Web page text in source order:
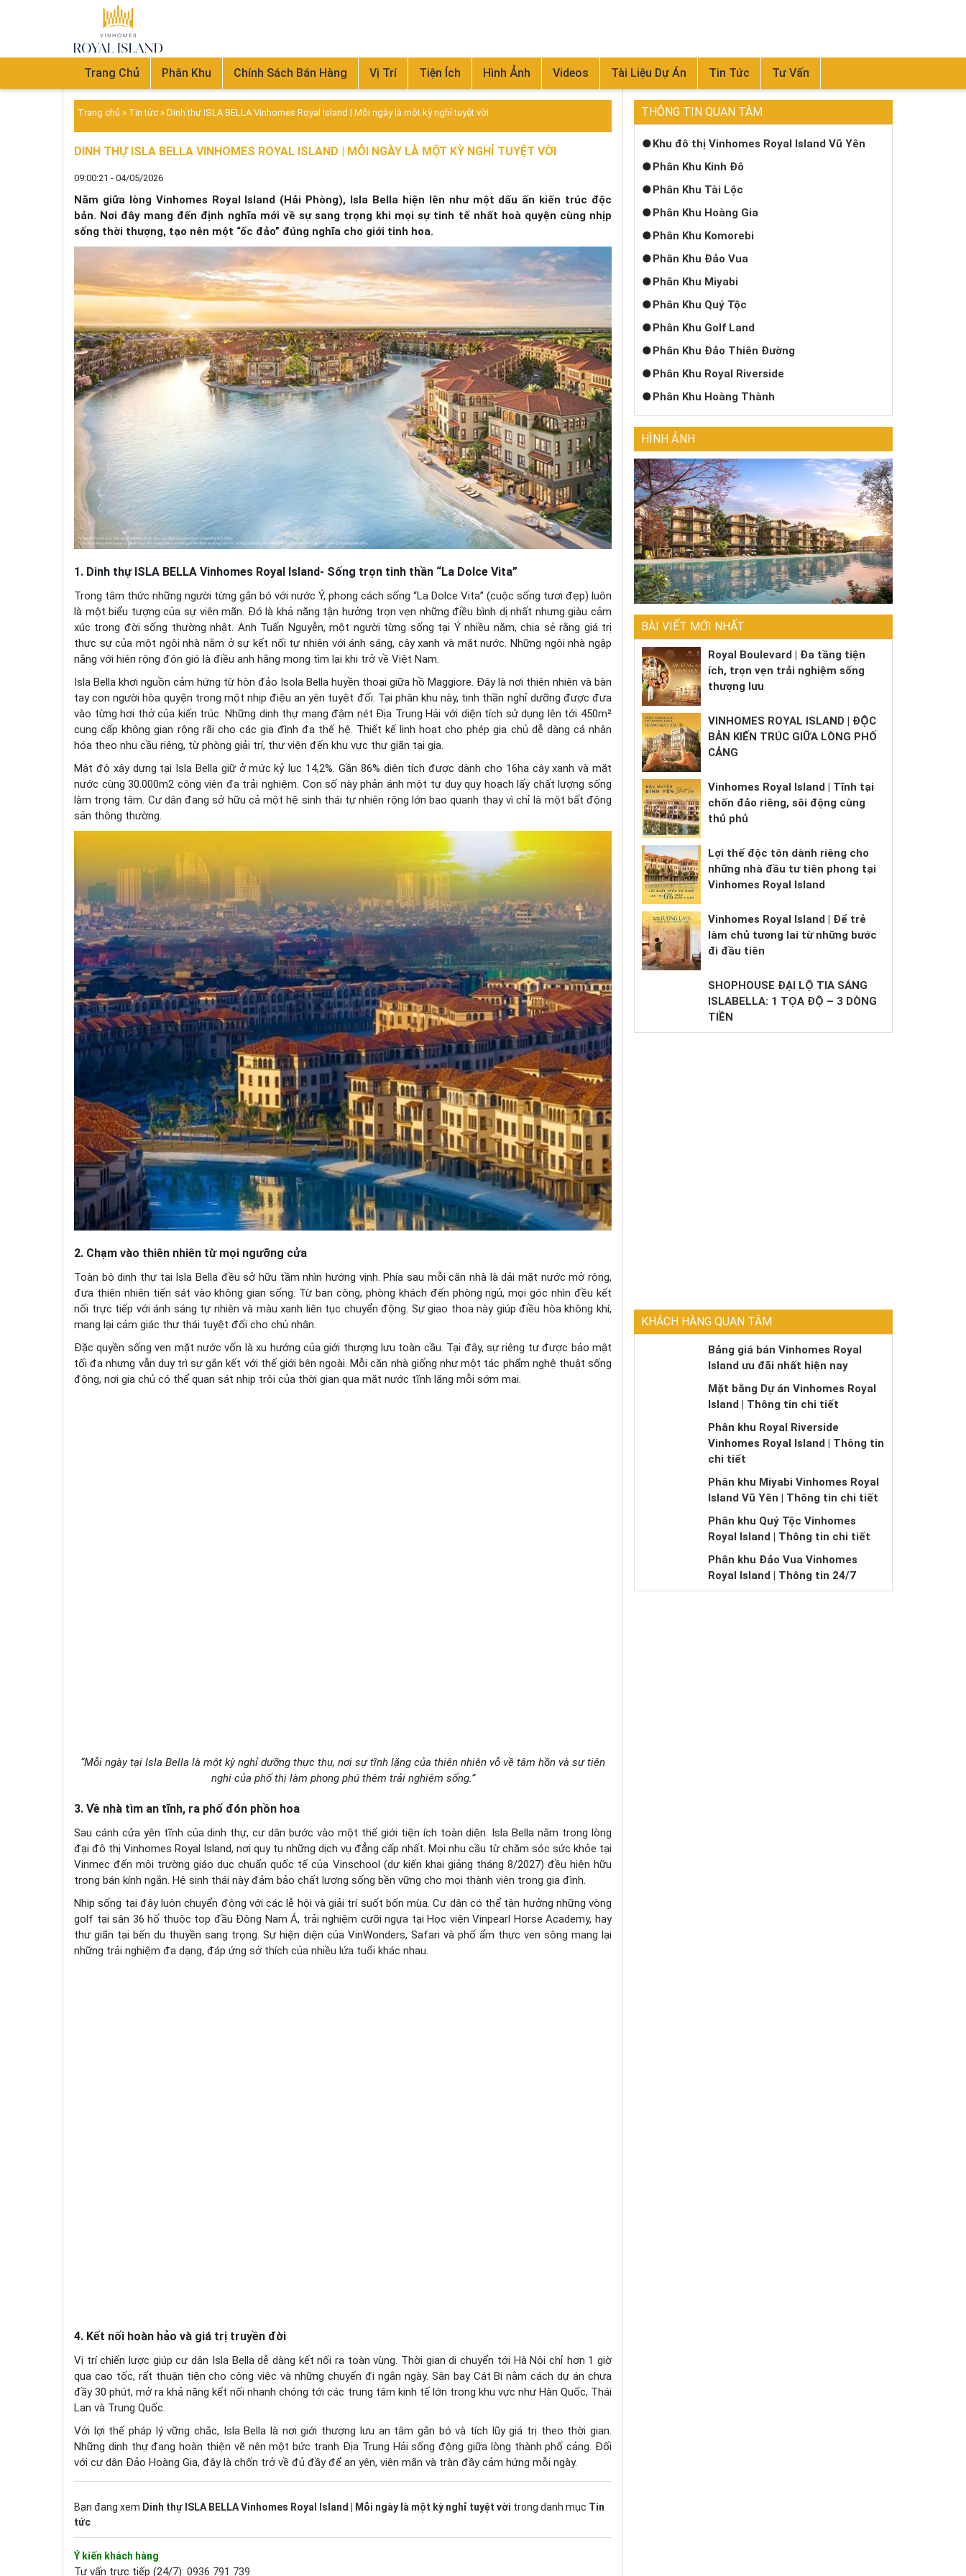
Trang Chủ Phân Khu Chính Sách Bán Hàng Vị Trí Tiện Ích Hình Ảnh Videos Tài Liệu Dự Án Tin Tức Tư Vấn
Trang chủ » Tin tức » Dinh thự ISLA BELLA Vinhomes Royal Island | Mỗi ngày là một kỳ nghỉ tuyệt vời
DINH THỰ ISLA BELLA VINHOMES ROYAL ISLAND | MỖI NGÀY LÀ MỘT KỲ NGHỈ TUYỆT VỜI
09:00:21 - 04/05/2026
Nằm giữa lòng Vinhomes Royal Island (Hải Phòng), Isla Bella hiện lên như một dấu ấn kiến trúc độc
bản. Nơi đây mang đến định nghĩa mới về sự sang trọng khi mọi sự tinh tế nhất hoà quyện cùng nhịp
sống thời thượng, tạo nên một “ốc đảo” đúng nghĩa cho giới tinh hoa.
1. Dinh thự ISLA BELLA Vinhomes Royal Island- Sống trọn tinh thần “La Dolce Vita”
Trong tâm thức những người từng gắn bó với nước Ý, phong cách sống “La Dolce Vita” (cuộc sống tươi đẹp) luôn
là một biểu tượng của sự viên mãn. Đó là khả năng tận hưởng trọn vẹn những điều bình dị nhất nhưng giàu cảm
xúc trong đời sống thường nhật. Anh Tuấn Nguyễn, một người từng sống tại Ý nhiều năm, chia sẻ rằng giá trị
thực sự của một ngôi nhà nằm ở sự kết nối tự nhiên với ánh sáng, cây xanh và mặt nước. Những ngôi nhà ngập
nắng với hiên rộng đón gió là điều anh hằng mong tìm lại khi trở về Việt Nam.
Isla Bella khơi nguồn cảm hứng từ hòn đảo Isola Bella huyền thoại giữa hồ Maggiore. Đây là nơi thiên nhiên và bàn
tay con người hòa quyện trong một nhịp điệu an yên tuyệt đối. Tại phân khu này, tinh thần nghỉ dưỡng được đưa
vào từng hơi thở của kiến trúc. Những dinh thự mang đậm nét Địa Trung Hải với diện tích sử dụng lên tới 450m²
cung cấp không gian rộng rãi cho các gia đình đa thế hệ. Thiết kế linh hoạt cho phép gia chủ dễ dàng cá nhân
hóa theo nhu cầu riêng, từ phòng giải trí, thư viện đến khu vực thư giãn tại gia.
Mật độ xây dựng tại Isla Bella giữ ở mức kỷ lục 14,2%. Gần 86% diện tích được dành cho 16ha cây xanh và mặt
nước cùng 30.000m2 công viên đa trải nghiệm. Con số này phản ánh một tư duy quy hoạch lấy chất lượng sống
làm trọng tâm. Cư dân đang sở hữu cả một hệ sinh thái tự nhiên rộng lớn bao quanh thay vì chỉ là một bất động
sản thông thường.
2. Chạm vào thiên nhiên từ mọi ngưỡng cửa
Toàn bộ dinh thự tại Isla Bella đều sở hữu tầm nhìn hướng vịnh. Phía sau mỗi căn nhà là dải mặt nước mở rộng,
đưa thiên nhiên tiến sát vào không gian sống. Từ ban công, phòng khách đến phòng ngủ, mọi góc nhìn đều kết
nối trực tiếp với ánh sáng tự nhiên và màu xanh liên tục chuyển động. Sự giao thoa này giúp điều hòa không khí,
mang lại cảm giác thư thái tuyệt đối cho chủ nhân.
Đặc quyền sống ven mặt nước vốn là xu hướng của giới thượng lưu toàn cầu. Tại đây, sự riêng tư được bảo mật
tối đa nhưng vẫn duy trì sự gắn kết với thế giới bên ngoài. Mỗi căn nhà giống như một tác phẩm nghệ thuật sống
động, nơi gia chủ có thể quan sát nhịp trôi của thời gian qua mặt nước tĩnh lặng mỗi sớm mai.
“Mỗi ngày tại Isla Bella là một kỳ nghỉ dưỡng thực thụ, nơi sự tĩnh lặng của thiên nhiên vỗ về tâm hồn và sự tiện
nghi của phố thị làm phong phú thêm trải nghiệm sống.”
3. Về nhà tìm an tĩnh, ra phố đón phồn hoa
Sau cánh cửa yên tĩnh của dinh thự, cư dân bước vào một thế giới tiện ích toàn diện. Isla Bella nằm trong lòng
đại đô thị Vinhomes Royal Island, nơi quy tụ những dịch vụ đẳng cấp nhất. Mọi nhu cầu từ chăm sóc sức khỏe tại
Vinmec đến môi trường giáo dục chuẩn quốc tế của Vinschool (dự kiến khai giảng tháng 8/2027) đều hiện hữu
trong bán kính ngắn. Hệ sinh thái này đảm bảo chất lượng sống bền vững cho mọi thành viên trong gia đình.
Nhịp sống tại đây luôn chuyển động với các lễ hội và giải trí suốt bốn mùa. Cư dân có thể tận hưởng những vòng
golf tại sân 36 hố thuộc top đầu Đông Nam Á, trải nghiệm cưỡi ngựa tại Học viện Vinpearl Horse Academy, hay
thư giãn tại bến du thuyền sang trọng. Sự hiện diện của VinWonders, Safari và phố ẩm thực ven sông mang lại
những trải nghiệm đa dạng, đáp ứng sở thích của nhiều lứa tuổi khác nhau.
4. Kết nối hoàn hảo và giá trị truyền đời
Vị trí chiến lược giúp cư dân Isla Bella dễ dàng kết nối ra toàn vùng. Thời gian di chuyển tới Hà Nội chỉ hơn 1 giờ
qua cao tốc, rất thuận tiện cho công việc và những chuyến đi ngắn ngày. Sân bay Cát Bi nằm cách dự án chưa
đầy 30 phút, mở ra khả năng kết nối nhanh chóng tới các trung tâm kinh tế lớn trong khu vực như Hàn Quốc, Thái
Lan và Trung Quốc.
Với lợi thế pháp lý vững chắc, Isla Bella là nơi giới thượng lưu an tâm gắn bó và tích lũy giá trị theo thời gian.
Những dinh thự đang hoàn thiện vẽ nên một bức tranh Địa Trung Hải sống động giữa lòng thành phố cảng. Đối
với cư dân Đảo Hoàng Gia, đây là chốn trở về đủ đầy để an yên, viên mãn và tràn đầy cảm hứng mỗi ngày.
Bạn đang xem Dinh thự ISLA BELLA Vinhomes Royal Island | Mỗi ngày là một kỳ nghỉ tuyệt vời trong danh mục Tin
tức
Ý kiến khách hàng
Tư vấn trực tiếp (24/7): 0936 791 739
THÔNG TIN QUAN TÂM
Khu đô thị Vinhomes Royal Island Vũ Yên
Phân Khu Kinh Đô
Phân Khu Tài Lộc
Phân Khu Hoàng Gia
Phân Khu Komorebi
Phân Khu Đảo Vua
Phân Khu Miyabi
Phân Khu Quý Tộc
Phân Khu Golf Land
Phân Khu Đảo Thiên Đường
Phân Khu Royal Riverside
Phân Khu Hoàng Thành
HÌNH ẢNH
BÀI VIẾT MỚI NHẤT
Royal Boulevard | Đa tầng tiện
ích, trọn vẹn trải nghiệm sống
thượng lưu
VINHOMES ROYAL ISLAND | ĐỘC
BẢN KIẾN TRÚC GIỮA LÒNG PHỐ
CẢNG
Vinhomes Royal Island | Tĩnh tại
chốn đảo riêng, sôi động cùng
thủ phủ
Lợi thế độc tôn dành riêng cho
những nhà đầu tư tiên phong tại
Vinhomes Royal Island
Vinhomes Royal Island | Để trẻ
làm chủ tương lai từ những bước
đi đầu tiên
SHOPHOUSE ĐẠI LỘ TIA SÁNG
ISLABELLA: 1 TỌA ĐỘ – 3 DÒNG
TIỀN
KHÁCH HÀNG QUAN TÂM
Bảng giá bán Vinhomes Royal
Mặt bằng Dự án Vinhomes Royal
Phân khu Royal Riverside
Vinhomes Royal Island | Thông tin
Phân khu Miyabi Vinhomes Royal
Phân khu Quý Tộc Vinhomes
Phân khu Đảo Vua Vinhomes